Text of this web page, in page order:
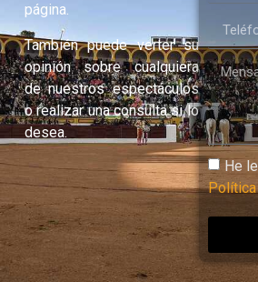
página.
También puede verter su
opinión sobre cualquiera
de nuestros espectáculos
o realizar una consulta si lo
desea.
He